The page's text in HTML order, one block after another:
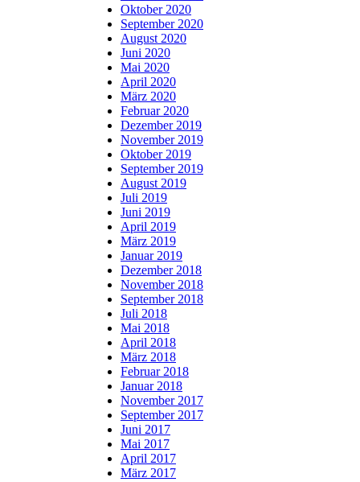
Oktober 2020
September 2020
August 2020
Juni 2020
Mai 2020
April 2020
März 2020
Februar 2020
Dezember 2019
November 2019
Oktober 2019
September 2019
August 2019
Juli 2019
Juni 2019
April 2019
März 2019
Januar 2019
Dezember 2018
November 2018
September 2018
Juli 2018
Mai 2018
April 2018
März 2018
Februar 2018
Januar 2018
November 2017
September 2017
Juni 2017
Mai 2017
April 2017
März 2017